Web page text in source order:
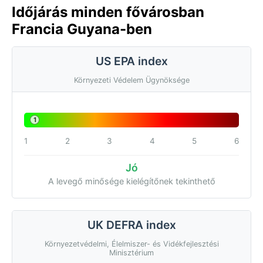
Időjárás minden fővárosban
Francia Guyana-ben
US EPA index
Környezeti Védelem Ügynöksége
1
1 2 3 4 5 6
Jó
A levegő minősége kielégítőnek tekinthető
UK DEFRA index
Környezetvédelmi, Élelmiszer- és Vidékfejlesztési
Minisztérium